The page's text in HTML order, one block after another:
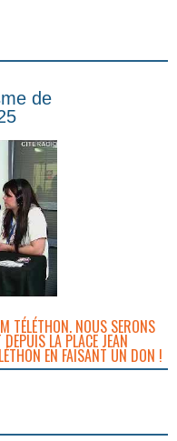
de
TÉLÉTHON. NOUS SERONS
LA PLACE JEAN
EN FAISANT UN DON !